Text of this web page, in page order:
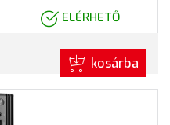
ELÉRHETŐ
kosárba